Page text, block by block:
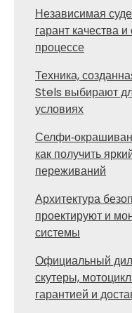
Независимая
гарант качества
процессе
Техника,
Stels выбирают
условиях
как получить
переживаний
Архитектура
проектируют и
системы
Официальный
скутеры,
гарантией и